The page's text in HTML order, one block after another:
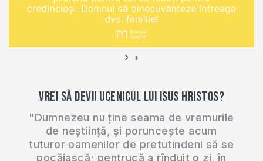
comentarii ce
‹ ›
Vrei să devii ucenicul lui Isus Hristos?
"Dumnezeu nu ține seama de vremurile
de neștiință, și poruncește acum
tuturor oamenilor de pretutindeni să se
pocăiască; pentrucă a rînduit o zi, în